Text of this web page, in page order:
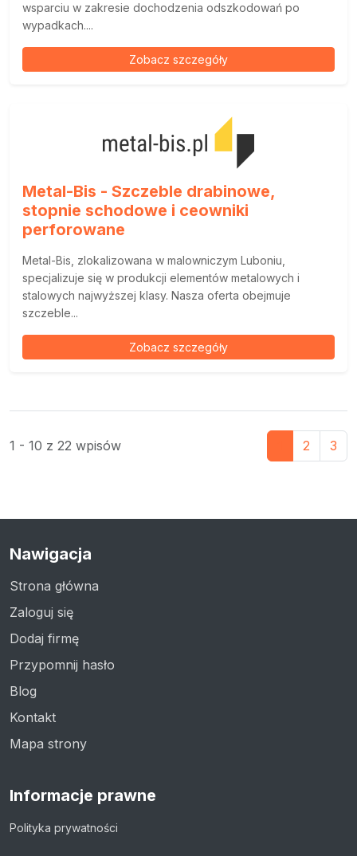
wsparciu w zakresie dochodzenia odszkodowań po
wypadkach....
Zobacz szczegóły
Metal-Bis - Szczeble drabinowe,
stopnie schodowe i ceowniki
perforowane
Metal-Bis, zlokalizowana w malowniczym Luboniu,
specjalizuje się w produkcji elementów metalowych i
stalowych najwyższej klasy. Nasza oferta obejmuje
szczeble...
Zobacz szczegóły
1 - 10 z 22 wpisów 2 3
Nawigacja
Strona główna
Zaloguj się
Dodaj firmę
Przypomnij hasło
Blog
Kontakt
Mapa strony
Informacje prawne
Polityka prywatności